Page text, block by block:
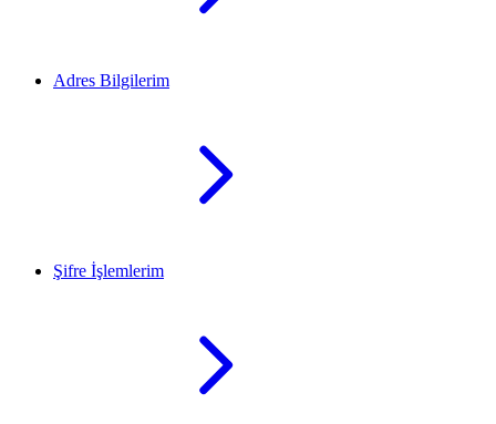
Adres Bilgilerim
Şifre İşlemlerim